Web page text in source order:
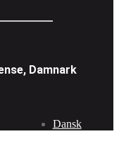
Damnark
Dansk